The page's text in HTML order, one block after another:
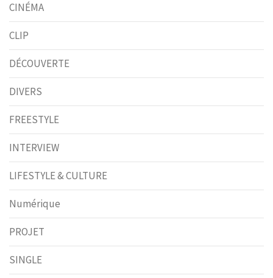
CINÉMA
CLIP
DÉCOUVERTE
DIVERS
FREESTYLE
INTERVIEW
LIFESTYLE & CULTURE
Numérique
PROJET
SINGLE